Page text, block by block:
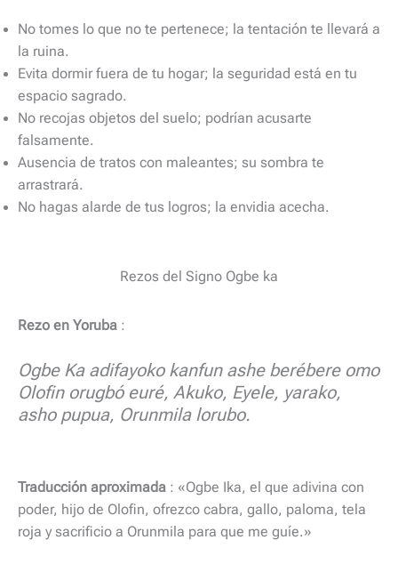
No tomes lo que no te pertenece; la tentación te llevará a
la ruina.
Evita dormir fuera de tu hogar; la seguridad está en tu
espacio sagrado.
No recojas objetos del suelo; podrían acusarte
falsamente.
Ausencia de tratos con maleantes; su sombra te
arrastrará.
No hagas alarde de tus logros; la envidia acecha.
Rezos del Signo Ogbe ka
Rezo en Yoruba :
Ogbe Ka adifayoko kanfun ashe berébere omo
Olofin orugbó euré, Akuko, Eyele, yarako,
asho pupua, Orunmila lorubo.
Traducción aproximada : «Ogbe Ika, el que adivina con
poder, hijo de Olofin, ofrezco cabra, gallo, paloma, tela
roja y sacrificio a Orunmila para que me guíe.»